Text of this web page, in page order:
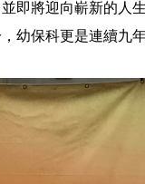
即將迎向嶄新的人
幼保科更是連續九